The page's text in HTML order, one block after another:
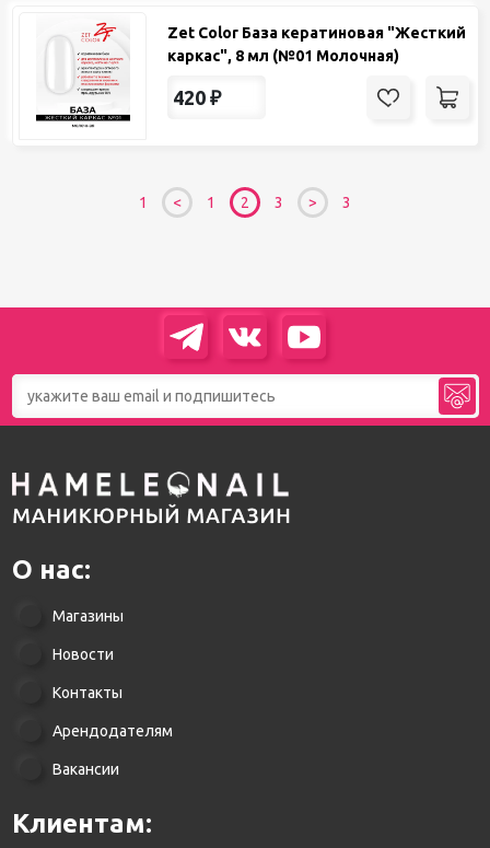
Zet Color База кератиновая "Жесткий
каркас", 8 мл (№01 Молочная)
420 ₽
1 1 2 3 3
О нас:
Магазины
Новости
Контакты
Арендодателям
Вакансии
Клиентам: